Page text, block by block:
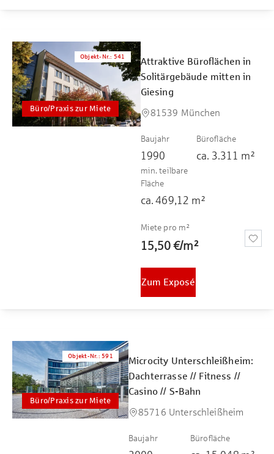
Büro/Praxis zur Miete
Objekt-Nr.: 541
Attraktive Büroflächen in
Solitärgebäude mitten in
Giesing
81539 München
Baujahr
1990
Bürofläche
ca. 3.311 m²
min. teilbare
Fläche
ca. 469,12 m²
Miete pro m²
15,50 €/m²
Zum Exposé
Büro/Praxis zur Miete
Objekt-Nr. : 591
Microcity Unterschleißheim:
Dachterrasse // Fitness //
Casino // S-Bahn
85716 Unterschleißheim
Baujahr Bürofläche